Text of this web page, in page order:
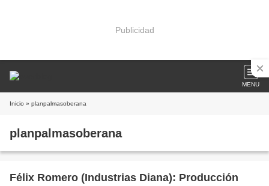
Publicidad
MENU
Inicio » planpalmasoberana
planpalmasoberana
Félix Romero (Industrias Diana): Producción